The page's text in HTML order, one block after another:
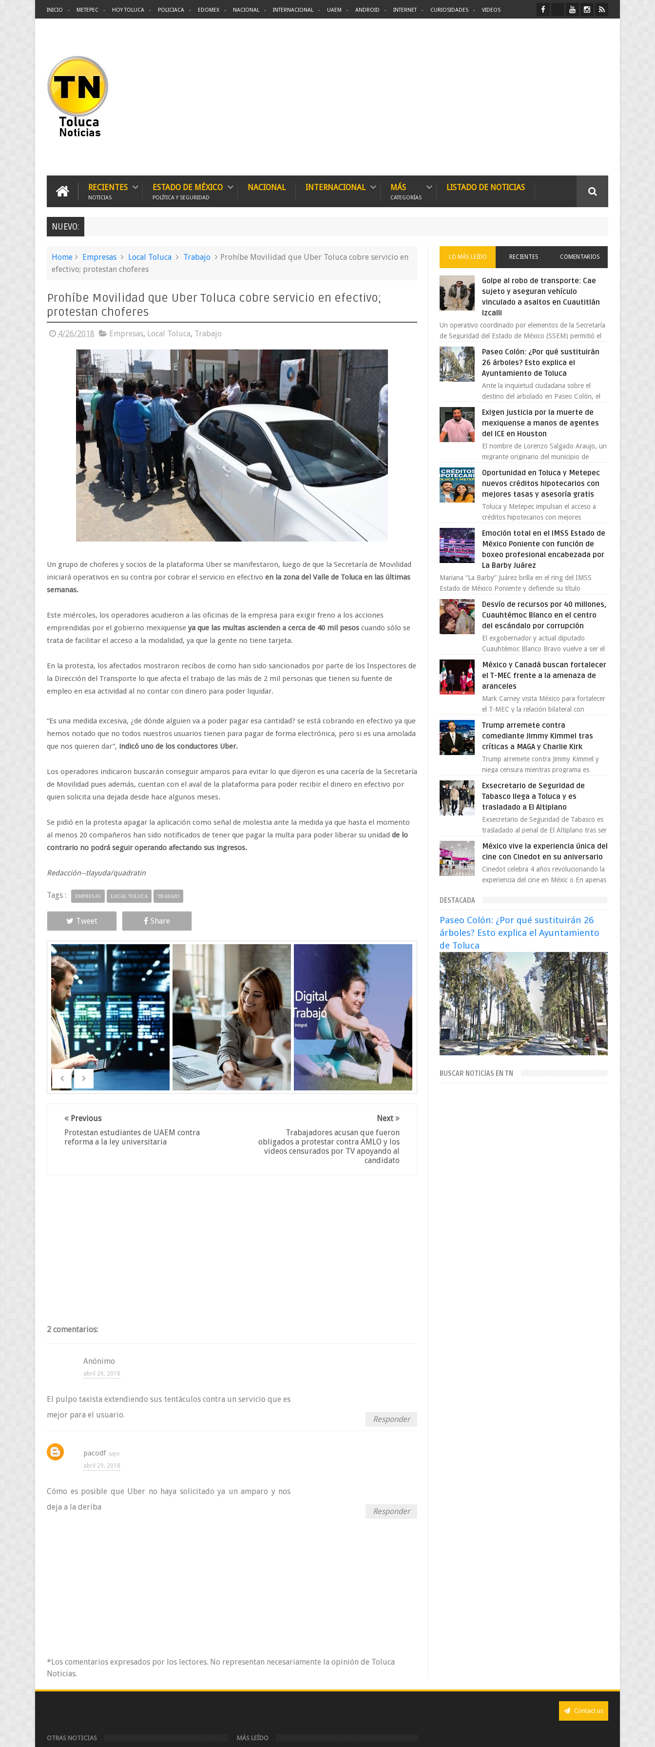
INICIO METEPEC HOY TOLUCA POLICIACA EDOMEX NACIONAL INTERNACIONAL UAEM ANDROID INTERNET CURIOSIDADES VIDEOS
RECIENTES
NOTICIAS
ESTADO DE MÉXICO
POLÍTICA Y SEGURIDAD
NACIONAL INTERNACIONAL MÁS
CATEGORÍAS
LISTADO DE NOTICIAS
NUEVO:
Home Empresas Local Toluca Trabajo
Prohíbe Movilidad que Uber Toluca cobre servicio en
efectivo; protestan choferes
Prohíbe Movilidad que Uber Toluca cobre servicio en efectivo;
protestan choferes
4/26/2018 Empresas, Local Toluca, Trabajo
Un grupo de choferes y socios de la plataforma Uber se manifestaron, luego de que la Secretaría de Movilidad
iniciará operativos en su contra por cobrar el servicio en efectivo en la zona del Valle de Toluca en las últimas
semanas.
Este miércoles, los operadores acudieron a las oficinas de la empresa para exigir freno a los acciones
emprendidas por el gobierno mexiquense ya que las multas ascienden a cerca de 40 mil pesos cuando sólo se
trata de facilitar el acceso a la modalidad, ya que la gente no tiene tarjeta.
En la protesta, los afectados mostraron recibos de como han sido sancionados por parte de los Inspectores de
la Dirección del Transporte lo que afecta el trabajo de las más de 2 mil personas que tienen su fuente de
empleo en esa actividad al no contar con dinero para poder liquidar.
“Es una medida excesiva, ¿de dónde alguien va a poder pagar esa cantidad? se está cobrando en efectivo ya que
hemos notado que no todos nuestros usuarios tienen para pagar de forma electrónica, pero si es una amolada
que nos quieren dar”, indicó uno de los conductores Uber.
Los operadores indicaron buscarán conseguir amparos para evitar lo que dijeron es una cacería de la Secretaría
de Movilidad pues además, cuentan con el aval de la plataforma para poder recibir el dinero en efectivo por
quien solicita una dejada desde hace algunos meses.
Se pidió en la protesta apagar la aplicación como señal de molestia ante la medida ya que hasta el momento
al menos 20 compañeros han sido notificados de tener que pagar la multa para poder liberar su unidad de lo
contrario no podrá seguir operando afectando sus ingresos.
Redacción--tlayuda/quadratin
Tags : EMPRESAS LOCAL TOLUCA TRABAJO
Tweet Share
Next
Trabajadores acusan que fueron
obligados a protestar contra AMLO y los
videos censurados por TV apoyando al
candidato
Previous
Protestan estudiantes de UAEM contra
reforma a la ley universitaria
2 comentarios:
Anónimo
abril 26, 2018
El pulpo taxista extendiendo sus tentáculos contra un servicio que es
mejor para el usuario.
Responder
pacodf
abril 29, 2018
Cómo es posible que Uber no haya solicitado ya un amparo y nos
deja a la deriba
Responder
*Los comentarios expresados por los lectores. No representan necesariamente la opinión de Toluca
Noticias.
LO MÁS LEÍDO RECIENTES COMENTARIOS
Golpe al robo de transporte: Cae
sujeto y aseguran vehículo
vinculado a asaltos en Cuautitlán
Izcalli
Un operativo coordinado por elementos de la Secretaría
de Seguridad del Estado de México (SSEM) permitió el
aseguramiento de un vehículo vin...
Paseo Colón: ¿Por qué sustituirán
26 árboles? Esto explica el
Ayuntamiento de Toluca
Ante la inquietud ciudadana sobre el
destino del arbolado en Paseo Colón, el
solo 26 ejemplares será...
Exigen justicia por la muerte de
mexiquense a manos de agentes
del ICE en Houston
El nombre de Lorenzo Salgado Araujo, un
migrante originario del municipio de
convertido en el centro de un...
Oportunidad en Toluca y Metepec
nuevos créditos hipotecarios con
mejores tasas y asesoría gratis
Toluca y Metepec impulsan el acceso a
créditos hipotecarios con mejores
Emoción total en el IMSS Estado de
México Poniente con función de
boxeo profesional encabezada por
La Barby Juárez
Mariana “La Barby” Juárez brilla en el ring del IMSS
Estado de México Poniente y defiende su título
Supergallo La Unidad Deportiva Cuauhtémo...
Desvío de recursos por 40 millones,
Cuauhtémoc Blanco en el centro
del escándalo por corrupción
El exgobernador y actual diputado
Cuauhtémoc Blanco Bravo vuelve a ser el
enfrentando señalamientos por...
México y Canadá buscan fortalecer
el T-MEC frente a la amenaza de
aranceles
Mark Carney visita México para fortalecer
el T-MEC y la relación bilateral con
provocada por la ofen...
Trump arremete contra
comediante Jimmy Kimmel tras
críticas a MAGA y Charlie Kirk
Trump arremete contra Jimmy Kimmel y
niega censura mientras programa es
programa Jimmy Kimmel Live! ...
Exsecretario de Seguridad de
Tabasco llega a Toluca y es
trasladado a El Altiplano
Exsecretario de Seguridad de Tabasco es
trasladado al penal de El Altiplano tras ser
México vive la experiencia única del
cine con Cinedot en su aniversario
Cinedot celebra 4 años revolucionando la
experiencia del cine en Méxic o En apenas
es posible reinve...
DESTACADA
Paseo Colón: ¿Por qué sustituirán 26
árboles? Esto explica el Ayuntamiento
de Toluca
BUSCAR NOTICIAS EN TN
Contact us
OTRAS NOTICIAS MÁS LEÍDO